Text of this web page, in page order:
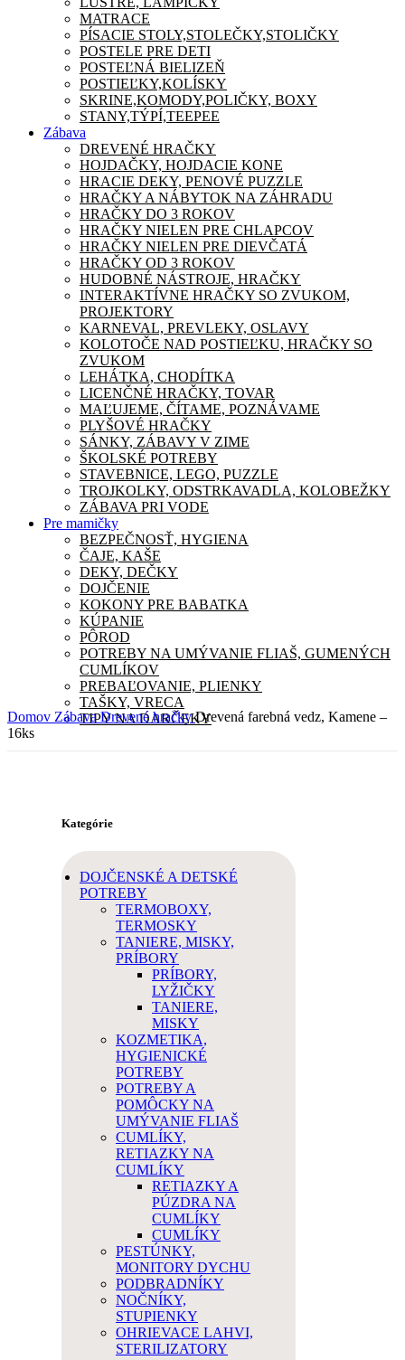
MATRACE
PÍSACIE STOLY,STOLEČKY,STOLIČKY
POSTELE PRE DETI
POSTEĽNÁ BIELIZEŇ
POSTIEĽKY,KOLÍSKY
SKRINE,KOMODY,POLIČKY, BOXY
STANY,TÝPÍ,TEEPEE
Zábava
DREVENÉ HRAČKY
HOJDAČKY, HOJDACIE KONE
HRACIE DEKY, PENOVÉ PUZZLE
HRAČKY A NÁBYTOK NA ZÁHRADU
HRAČKY DO 3 ROKOV
HRAČKY NIELEN PRE CHLAPCOV
HRAČKY NIELEN PRE DIEVČATÁ
HRAČKY OD 3 ROKOV
HUDOBNÉ NÁSTROJE, HRAČKY
INTERAKTÍVNE HRAČKY SO ZVUKOM,
PROJEKTORY
KARNEVAL, PREVLEKY, OSLAVY
KOLOTOČE NAD POSTIEĽKU, HRAČKY SO
ZVUKOM
LEHÁTKA, CHODÍTKA
LICENČNÉ HRAČKY, TOVAR
MAĽUJEME, ČÍTAME, POZNÁVAME
PLYŠOVÉ HRAČKY
SÁNKY, ZÁBAVY V ZIME
ŠKOLSKÉ POTREBY
STAVEBNICE, LEGO, PUZZLE
TROJKOLKY, ODSTRKAVADLA, KOLOBEŽKY
ZÁBAVA PRI VODE
Pre mamičky
BEZPEČNOSŤ, HYGIENA
ČAJE, KAŠE
DEKY, DEČKY
DOJČENIE
KOKONY PRE BABATKA
KÚPANIE
PÔROD
POTREBY NA UMÝVANIE FLIAŠ, GUMENÝCH
CUMLÍKOV
PREBAĽOVANIE, PLIENKY
TAŠKY, VRECA
TIPY NA DARČEKY
Domov ZábavaDrevené hračkyDrevená farebná vedz, Kamene –
16ks
Kategórie
DOJČENSKÉ A DETSKÉ
POTREBY
TERMOBOXY,
TERMOSKY
TANIERE, MISKY,
PRÍBORY
PRÍBORY,
LYŽIČKY
TANIERE,
MISKY
KOZMETIKA,
HYGIENICKÉ
POTREBY
POTREBY A
POMÔCKY NA
UMÝVANIE FLIAŠ
CUMLÍKY,
RETIAZKY NA
CUMLÍKY
RETIAZKY A
PÚZDRA NA
CUMLÍKY
CUMLÍKY
PESTÚNKY,
MONITORY DYCHU
PODBRADNÍKY
NOČNÍKY,
STUPIENKY
OHRIEVACE LAHVI,
STERILIZATORY